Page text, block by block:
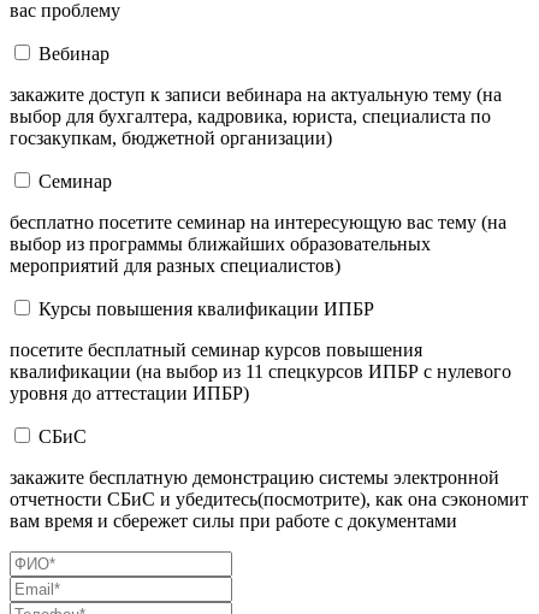
вас проблему
Вебинар
закажите доступ к записи вебинара на актуальную тему (на
выбор для бухгалтера, кадровика, юриста, специалиста по
госзакупкам, бюджетной организации)
Семинар
бесплатно посетите семинар на интересующую вас тему (на
выбор из программы ближайших образовательных
мероприятий для разных специалистов)
Курсы повышения квалификации ИПБР
посетите бесплатный семинар курсов повышения
квалификации (на выбор из 11 спецкурсов ИПБР с нулевого
уровня до аттестации ИПБР)
СБиС
закажите бесплатную демонстрацию системы электронной
отчетности СБиС и убедитесь(посмотрите), как она сэкономит
вам время и сбережет силы при работе с документами